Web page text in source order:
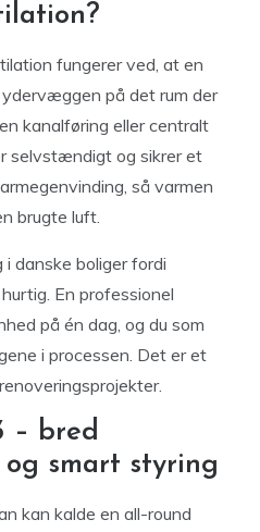
fungerer ved, at en
på det rum der
kanalføring eller centralt
selvstændigt og sikrer et
så varmen
brugte luft.
danske boliger fordi
En professionel
på én dag, og du som
i processen. Det er et
– bred
smart styring
kan kalde en all-round